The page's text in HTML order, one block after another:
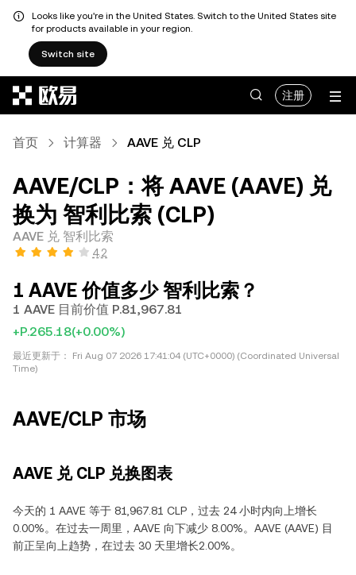
Looks like you're in the United States. Switch to the United States site
for products available in your region.
Switch site
注册
首页 计算器 AAVE 兑 CLP
AAVE/CLP：将 AAVE (AAVE) 兑
换为 智利比索 (CLP)
AAVE 兑 智利比索
4.2
1 AAVE 价值多少 智利比索？
1 AAVE 目前价值 P.81,967.81
+P.265.18(+0.00%)
最近更新于：
Fri Aug 07 2026 17:41:04 (UTC+0000) (Coordinated Universal
Time)
AAVE/CLP 市场
AAVE 兑 CLP 兑换图表
今天的 1 AAVE 等于 81,967.81 CLP，过去 24 小时内向上增长
0.00%。在过去一周里，AAVE 向下减少 8.00%。AAVE (AAVE) 目
前正呈向上趋势，在过去 30 天里增长2.00%。